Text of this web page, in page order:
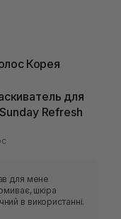
Корея
для
Refresh
для мене
шкіра
в використанні.